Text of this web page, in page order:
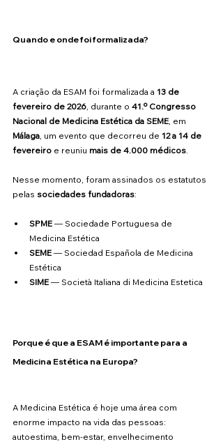
Quando e onde foi formalizada?
A criação da ESAM foi formalizada a 13 de
fevereiro de 2026, durante o 41.º Congresso
Nacional de Medicina Estética da SEME, em
Málaga, um evento que decorreu de 12 a 14 de
fevereiro e reuniu mais de 4.000 médicos.
Nesse momento, foram assinados os estatutos
pelas sociedades fundadoras:
SPME — Sociedade Portuguesa de
Medicina Estética
SEME — Sociedad Española de Medicina
Estética
SIME — Società Italiana di Medicina Estetica
Porque é que a ESAM é importante para a
Medicina Estética na Europa?
A Medicina Estética é hoje uma área com
enorme impacto na vida das pessoas:
autoestima, bem-estar, envelhecimento